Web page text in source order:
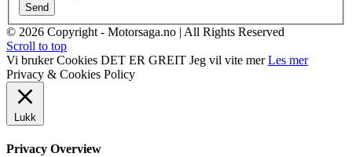
Send
© 2026 Copyright - Motorsaga.no | All Rights Reserved
Scroll to top
Vi bruker Cookies DET ER GREIT Jeg vil vite mer Les mer
Privacy & Cookies Policy
Lukk
Privacy Overview